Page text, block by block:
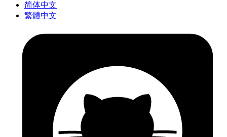
简体中文
繁體中文